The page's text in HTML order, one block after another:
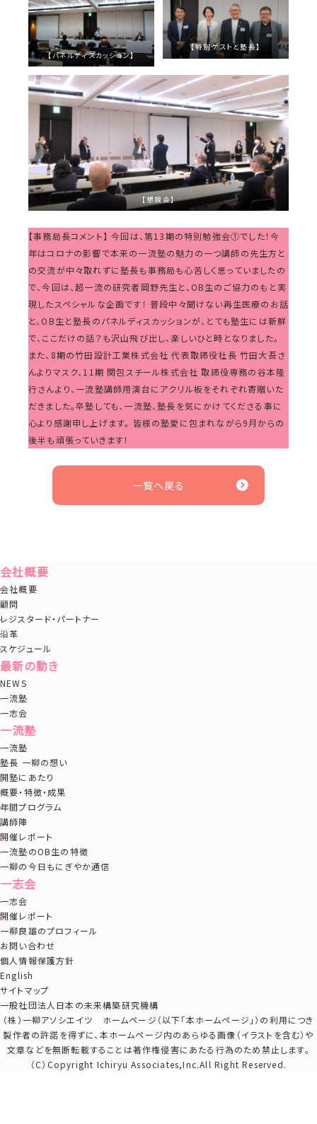
【パネルディスカッション】
【特別ゲストと塾長】
【懇親会】
【事務局長コメント】 今回は、第13期の特別勉強会①でした！今
年はコロナの影響で本来の一流塾の魅力の一つ講師の先生方と
の交流が中々取れずに塾長も事務局も心苦しく思っていましたの
で、今回は、超一流の研究者岡野先生と、OB生のご協力のもと実
現したスペシャルな企画です！ 普段中々聞けない再生医療のお話
と、OB生と塾長のパネルディスカッションが、とても塾生には新鮮
で、ここだけの話？も沢山飛び出し、楽しいひと時となりました。
また、8期の竹田設計工業株式会社 代表取締役社長 竹田大吾さ
んよりマスク、11期 関包スチール株式会社 取締役専務の谷本隆
行さんより、一流塾講師用演台にアクリル板をそれぞれ寄贈いた
だきました。卒塾しても、一流塾、塾長を気にかけてくださる事に
心より感謝申し上げます。 皆様の塾愛に包まれながら9月からの
後半も頑張っていきます！
一覧へ戻る
会社概要
会社概要
顧問
レジスタード・パートナー
沿革
スケジュール
最新の動き
NEWS
一流塾
一志会
一流塾
一流塾
塾長 一柳の想い
開塾にあたり
概要・特徴・成果
年間プログラム
講師陣
開催レポート
一流塾のOB生の特徴
一柳の今日もにぎやか通信
一志会
一志会
開催レポート
一柳良雄のプロフィール
お問い合わせ
個人情報保護方針
English
サイトマップ
一般社団法人日本の未来構築研究機構
（株）一柳アソシエイツ ホームページ（以下「本ホームページ」）の利用につき
製作者の許諾を得ずに、本ホームページ内のあらゆる画像（イラストを含む）や
文章などを無断転載することは著作権侵害にあたる行為のため禁止します。
（C）Copyright Ichiryu Associates,Inc.All Right Reserved.